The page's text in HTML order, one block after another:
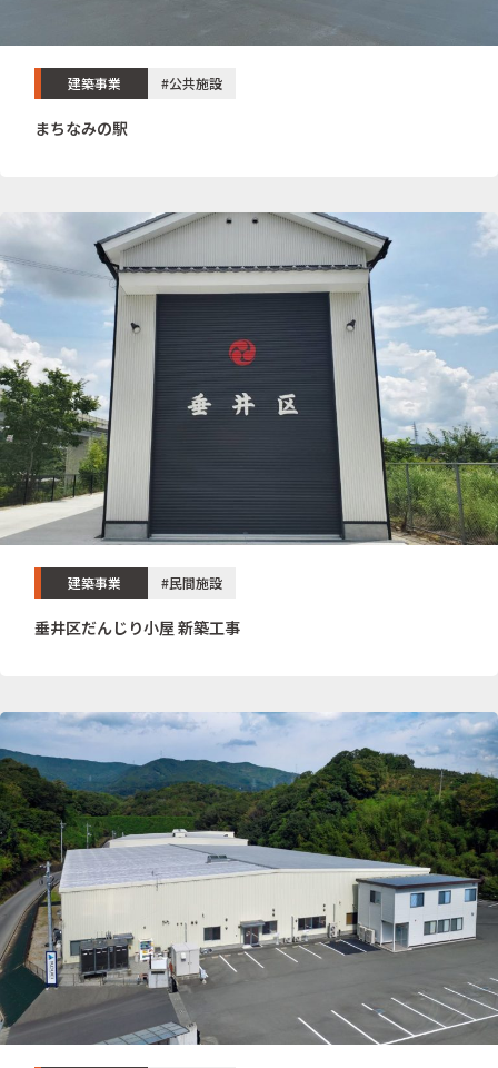
建築事業 #公共施設
まちなみの駅
建築事業 #民間施設
垂井区だんじり小屋 新築工事